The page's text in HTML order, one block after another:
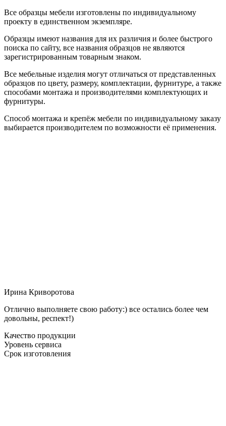
Все образцы мебели изготовлены по индивидуальному
проекту в единственном экземпляре.
Образцы имеют названия для их различия и более быстрого
поиска по сайту, все названия образцов не являются
зарегистрированным товарным знаком.
Все мебельные изделия могут отличаться от представленных
образцов по цвету, размеру, комплектации, фурнитуре, а также
способами монтажа и производителями комплектующих и
фурнитуры.
Способ монтажа и крепёж мебели по индивидуальному заказу
выбирается производителем по возможности её применения.
Ирина Криворотова
Отлично выполняете свою работу:) все остались более чем
довольны, респект!)
Качество продукции
Уровень сервиса
Срок изготовления